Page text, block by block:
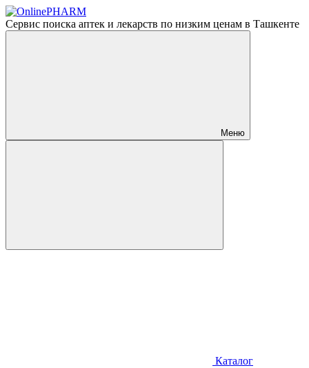
Сервис поиска аптек и лекарств по низким ценам в Ташкенте
Меню
Каталог